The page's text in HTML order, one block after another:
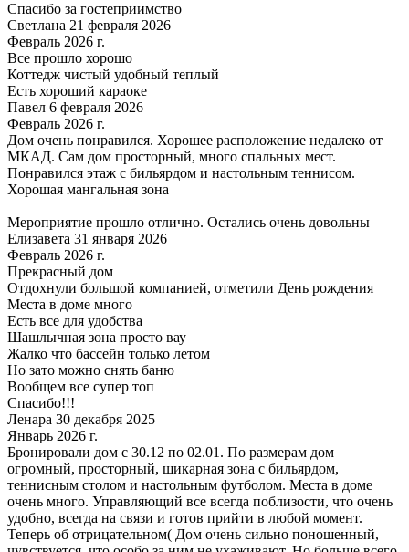
Спасибо за гостеприимство
Светлана 21 февраля 2026
Февраль 2026 г.
Все прошло хорошо
Коттедж чистый удобный теплый
Есть хороший караоке
Павел 6 февраля 2026
Февраль 2026 г.
Дом очень понравился. Хорошее расположение недалеко от
МКАД. Сам дом просторный, много спальных мест.
Понравился этаж с бильярдом и настольным теннисом.
Хорошая мангальная зона
Мероприятие прошло отлично. Остались очень довольны
Елизавета 31 января 2026
Февраль 2026 г.
Прекрасный дом
Отдохнули большой компанией, отметили День рождения
Места в доме много
Есть все для удобства
Шашлычная зона просто вау
Жалко что бассейн только летом
Но зато можно снять баню
Вообщем все супер топ
Спасибо!!!
Ленара 30 декабря 2025
Январь 2026 г.
Бронировали дом с 30.12 по 02.01. По размерам дом
огромный, просторный, шикарная зона с бильярдом,
теннисным столом и настольным футболом. Места в доме
очень много. Управляющий все всегда поблизости, что очень
удобно, всегда на связи и готов прийти в любой момент.
Теперь об отрицательном( Дом очень сильно поношенный,